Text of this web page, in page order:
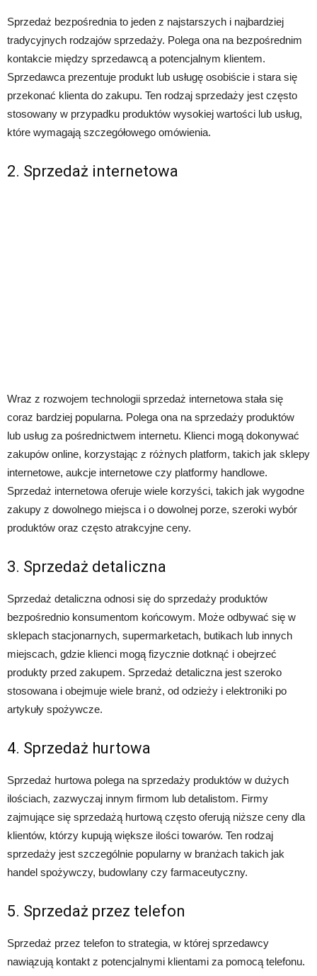
Sprzedaż bezpośrednia to jeden z najstarszych i najbardziej
tradycyjnych rodzajów sprzedaży. Polega ona na bezpośrednim
kontakcie między sprzedawcą a potencjalnym klientem.
Sprzedawca prezentuje produkt lub usługę osobiście i stara się
przekonać klienta do zakupu. Ten rodzaj sprzedaży jest często
stosowany w przypadku produktów wysokiej wartości lub usług,
które wymagają szczegółowego omówienia.
2. Sprzedaż internetowa
Wraz z rozwojem technologii sprzedaż internetowa stała się
coraz bardziej popularna. Polega ona na sprzedaży produktów
lub usług za pośrednictwem internetu. Klienci mogą dokonywać
zakupów online, korzystając z różnych platform, takich jak sklepy
internetowe, aukcje internetowe czy platformy handlowe.
Sprzedaż internetowa oferuje wiele korzyści, takich jak wygodne
zakupy z dowolnego miejsca i o dowolnej porze, szeroki wybór
produktów oraz często atrakcyjne ceny.
3. Sprzedaż detaliczna
Sprzedaż detaliczna odnosi się do sprzedaży produktów
bezpośrednio konsumentom końcowym. Może odbywać się w
sklepach stacjonarnych, supermarketach, butikach lub innych
miejscach, gdzie klienci mogą fizycznie dotknąć i obejrzeć
produkty przed zakupem. Sprzedaż detaliczna jest szeroko
stosowana i obejmuje wiele branż, od odzieży i elektroniki po
artykuły spożywcze.
4. Sprzedaż hurtowa
Sprzedaż hurtowa polega na sprzedaży produktów w dużych
ilościach, zazwyczaj innym firmom lub detalistom. Firmy
zajmujące się sprzedażą hurtową często oferują niższe ceny dla
klientów, którzy kupują większe ilości towarów. Ten rodzaj
sprzedaży jest szczególnie popularny w branżach takich jak
handel spożywczy, budowlany czy farmaceutyczny.
5. Sprzedaż przez telefon
Sprzedaż przez telefon to strategia, w której sprzedawcy
nawiązują kontakt z potencjalnymi klientami za pomocą telefonu.